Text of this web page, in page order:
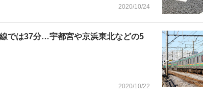
2020/10/24
では37分…宇都宮や京浜東北などの5
2020/10/22